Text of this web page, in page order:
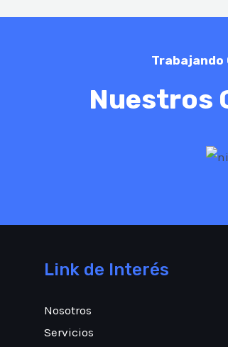
Trabajando
Nuestros
Link de Interés
Nosotros
Servicios